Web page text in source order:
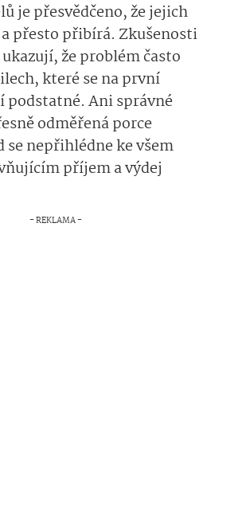
je přesvědčeno, že jejich
přesto přibírá. Zkušenosti
že problém často
které se na první
podstatné. Ani správné
odměřená porce
se nepřihlédne ke všem
příjem a výdej